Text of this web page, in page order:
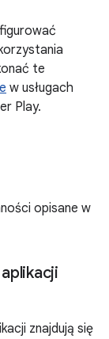
te
w usługach
Play.
opisane w
znajdują się